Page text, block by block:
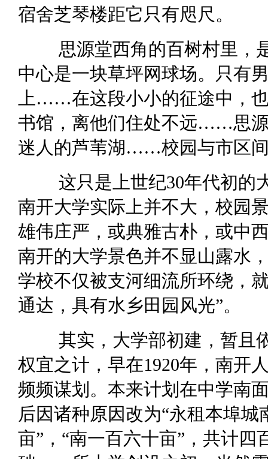
宿舍芝琴楼距它只有咫尺。
思源堂西角的百树村里，
中心是一块草坪网球场。只有
上……在这段小小的征途中，
书馆，离他们住处不远……思
迷人的芦苇湖……校园与市区
这只是上世纪30年代初的
南开大学实际上并不大，校园
雄伟庄严，或典雅古朴，或中
南开的大学景色并不显山露水
学校不仅被支河细流所环绕，
通达，具有水乡田园风光”。
其实，大学部初建，暂且
权宜之计，早在1920年，南开
频频谋划。本来计划在中学南
后因诸种原因改为“永租本埠
亩”，“南一百六十亩”，共计